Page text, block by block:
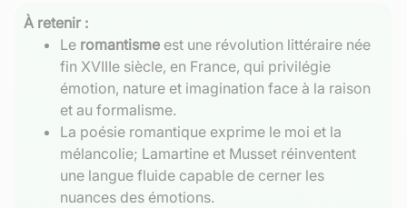
À retenir :
Le romantisme est une révolution littéraire née
fin XVIIIe siècle, en France, qui privilégie
émotion, nature et imagination face à la raison
et au formalisme.
La poésie romantique exprime le moi et la
mélancolie; Lamartine et Musset réinventent
une langue fluide capable de cerner les
nuances des émotions.